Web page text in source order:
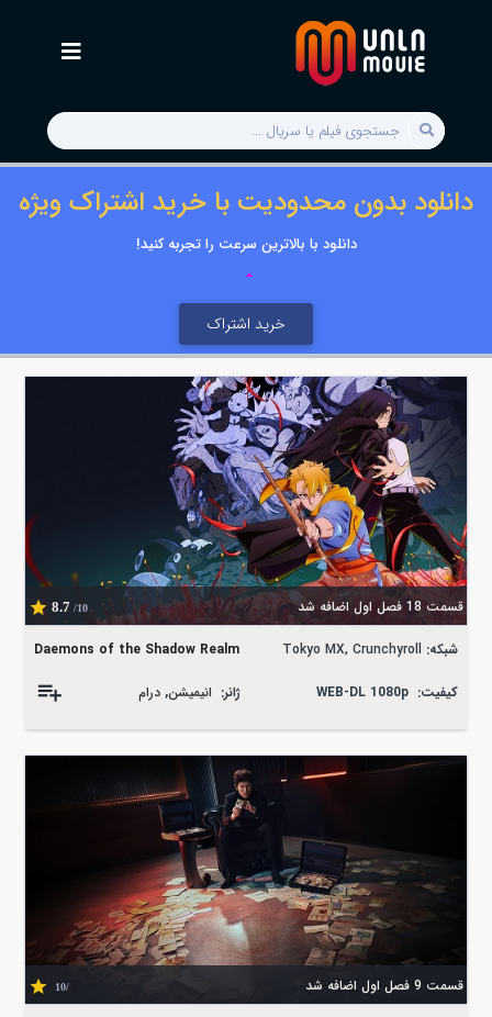
دانلود بدون محدودیت با خرید اشتراک ویژه
دانلود با بالاترین سرعت را تجربه کنید!
خرید اشتراک
قسمت 18 فصل اول اضافه شد 8.7 /10
Daemons of the Shadow Realm شبکه: Tokyo MX, Crunchyroll
کیفیت: WEB-DL 1080p ژانر: انیمیشن,درام
قسمت 9 فصل اول اضافه شد /10